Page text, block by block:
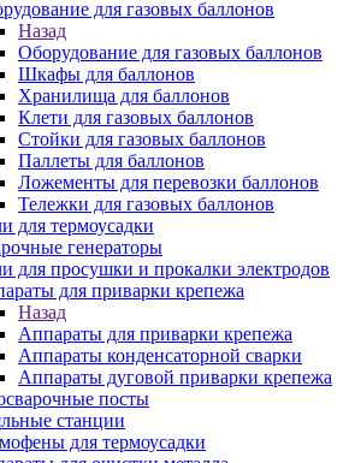
для газовых баллонов
Назад
Оборудование для газовых баллонов
Шкафы для баллонов
Хранилища для баллонов
Клети для газовых баллонов
Стойки для газовых баллонов
Паллеты для баллонов
Ложементы для перевозки баллонов
Тележки для газовых баллонов
для термоусадки
генераторы
для просушки и прокалки электродов
для приварки крепежа
Назад
Аппараты для приварки крепежа
Аппараты конденсаторной сварки
Аппараты дуговой приварки крепежа
посты
станции
для термоусадки